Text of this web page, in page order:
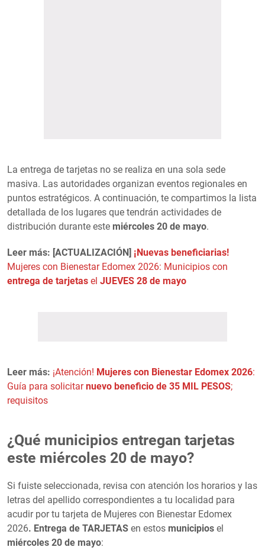
La entrega de tarjetas no se realiza en una sola sede
masiva. Las autoridades organizan eventos regionales en
puntos estratégicos. A continuación, te compartimos la lista
detallada de los lugares que tendrán actividades de
distribución durante este miércoles 20 de mayo.
Leer más: [ACTUALIZACIÓN] ¡Nuevas beneficiarias!
Mujeres con Bienestar Edomex 2026: Municipios con
entrega de tarjetas el JUEVES 28 de mayo
Leer más: ¡Atención! Mujeres con Bienestar Edomex 2026:
Guía para solicitarnuevo beneficio de 35 MIL PESOS;
requisitos
¿Qué municipios entregan tarjetas
este miércoles 20 de mayo?
Si fuiste seleccionada, revisa con atención los horarios y las
letras del apellido correspondientes a tu localidad para
acudir por tu tarjeta de Mujeres con Bienestar Edomex
2026. Entrega de TARJETAS en estos municipios el
miércoles 20 de mayo: